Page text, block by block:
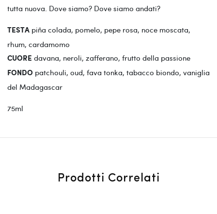
tutta nuova. Dove siamo? Dove siamo andati?
TESTA piña colada, pomelo, pepe rosa, noce moscata,
rhum, cardamomo
CUORE davana, neroli, zafferano, frutto della passione
FONDO patchouli, oud, fava tonka, tabacco biondo, vaniglia
del Madagascar
75ml
Prodotti Correlati